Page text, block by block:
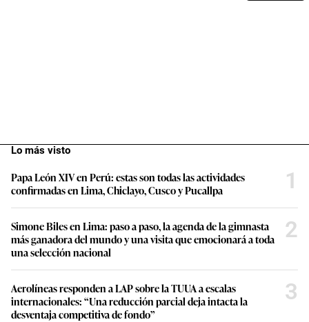
Lo más visto
Papa León XIV en Perú: estas son todas las actividades
confirmadas en Lima, Chiclayo, Cusco y Pucallpa
1
Simone Biles en Lima: paso a paso, la agenda de la gimnasta
más ganadora del mundo y una visita que emocionará a toda
una selección nacional
2
Aerolíneas responden a LAP sobre la TUUA a escalas
internacionales: “Una reducción parcial deja intacta la
desventaja competitiva de fondo”
3